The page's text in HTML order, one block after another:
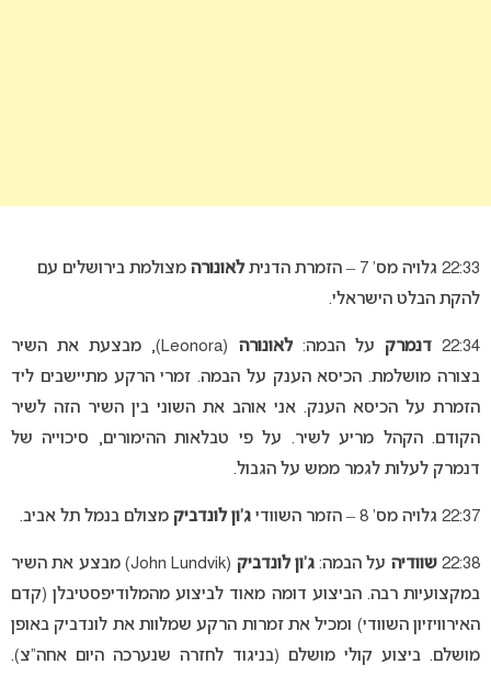
22:33 גלויה מס’ 7 – הזמרת הדנית לאונורה מצולמת בירושלים עם
להקת הבלט הישראלי.
22:34 דנמרק על הבמה:לאונורה
(Leonora), מבצעת את השיר
בצורה מושלמת. הכיסא הענק על הבמה. זמרי הרקע מתיישבים ליד
הזמרת על הכיסא הענק. אני אוהב את השוני בין השיר הזה לשיר
הקודם. הקהל מריע לשיר. על פי טבלאות ההימורים, סיכוייה של
דנמרק לעלות לגמר ממש על הגבול.
22:37 גלויה מס’ 8 – הזמר השוודי ג’ון לונדביק מצולם בנמל תל אביב.
22:38 שוודיה על הבמה:ג’ון לונדביק
(John Lundvik) מבצע את השיר
במקצועיות רבה. הביצוע דומה מאוד לביצוע מהמלודיפסטיבלן (קדם
האירוויזיון השוודי) ומכיל את זמרות הרקע שמלוות את לונדביק באופן
מושלם. ביצוע קולי מושלם (בניגוד לחזרה שנערכה היום אחה”צ).